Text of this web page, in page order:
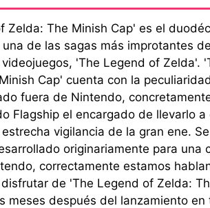
Zelda: The Minish Cap' es el
de las sagas más improtantes
'The Legend of Zelda'.
Cap' cuenta con la
fuera de Nintendo,
Flagship el encargado de llevarlo a
vigilancia de la gran ene.
originariamente para una
correctamente estamos
de 'The Legend of Zelda:
meses después del lanzamiento en